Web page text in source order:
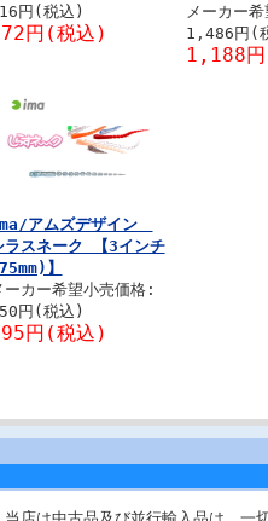
円(税込)
円(税込)
メーカー
1,486円(
1,188
アムズデザイン
ラスネーク 【3インチ
】
ーカー希望小売価格:
円(税込)
円(税込)